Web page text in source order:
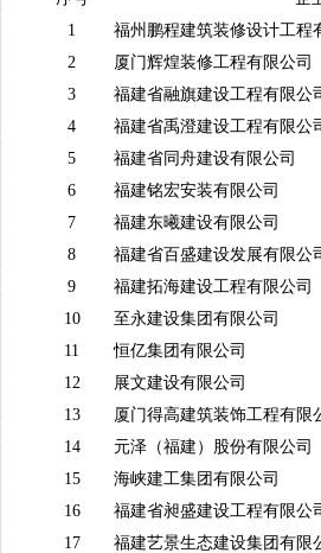
1
福州鹏程建筑装修设计工程
2
厦门辉煌装修工程有限公司
3
福建省融旗建设工程有限公
4
福建省禹澄建设工程有限公
5
福建省同舟建设有限公司
6
福建铭宏安装有限公司
7
福建东曦建设有限公司
8
福建省百盛建设发展有限公
9
福建拓海建设工程有限公司
10
至永建设集团有限公司
11
恒亿集团有限公司
12
展文建设有限公司
13
厦门得高建筑装饰工程有限
14
元泽（福建）股份有限公司
15
海峡建工集团有限公司
16
福建省昶盛建设工程有限公
17
福建艺景生态建设集团有限